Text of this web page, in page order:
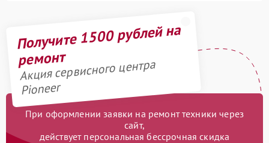
Получите 1500 рублей на
ремонт
Акция сервисного центра
Pioneer
При оформлении заявки на ремонт техники через
сайт,
действует персональная бессрочная скидка